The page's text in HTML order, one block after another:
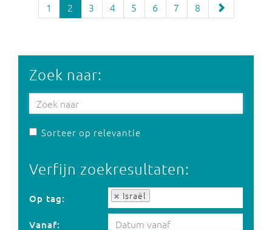
1 2 3 4 5 6 7 8
Zoek naar:
Sorteer op relevantie
Verfijn zoekresultaten:
Op tag: Israël
Op tag:
Vanaf: